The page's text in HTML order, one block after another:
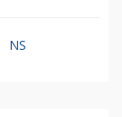
NS